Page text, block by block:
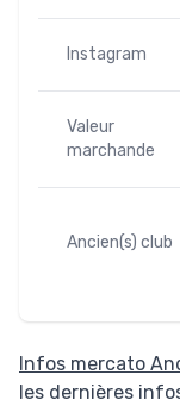
Instagram
Valeur
marchande
Ancien(s) club
Infos mercato
les dernières